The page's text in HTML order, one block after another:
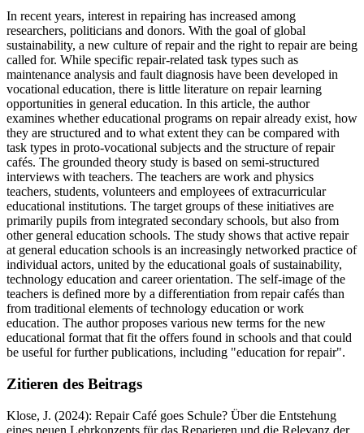
In recent years, interest in repairing has increased among
researchers, politicians and donors. With the goal of global
sustainability, a new culture of repair and the right to repair are being
called for. While specific repair-related task types such as
maintenance analysis and fault diagnosis have been developed in
vocational education, there is little literature on repair learning
opportunities in general education. In this article, the author
examines whether educational programs on repair already exist, how
they are structured and to what extent they can be compared with
task types in proto-vocational subjects and the structure of repair
cafés. The grounded theory study is based on semi-structured
interviews with teachers. The teachers are work and physics
teachers, students, volunteers and employees of extracurricular
educational institutions. The target groups of these initiatives are
primarily pupils from integrated secondary schools, but also from
other general education schools. The study shows that active repair
at general education schools is an increasingly networked practice of
individual actors, united by the educational goals of sustainability,
technology education and career orientation. The self-image of the
teachers is defined more by a differentiation from repair cafés than
from traditional elements of technology education or work
education. The author proposes various new terms for the new
educational format that fit the offers found in schools and that could
be useful for further publications, including "education for repair".
Zitieren des Beitrags
Klose, J. (2024): Repair Café goes Schule? Über die Entstehung
eines neuen Lehrkonzepts für das Reparieren und die Relevanz der